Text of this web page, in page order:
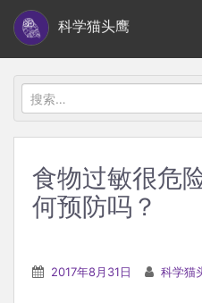
i
科学猫头鹰
搜
索：
食物过敏很危
何预防吗？
2017年8月31日 科学猫